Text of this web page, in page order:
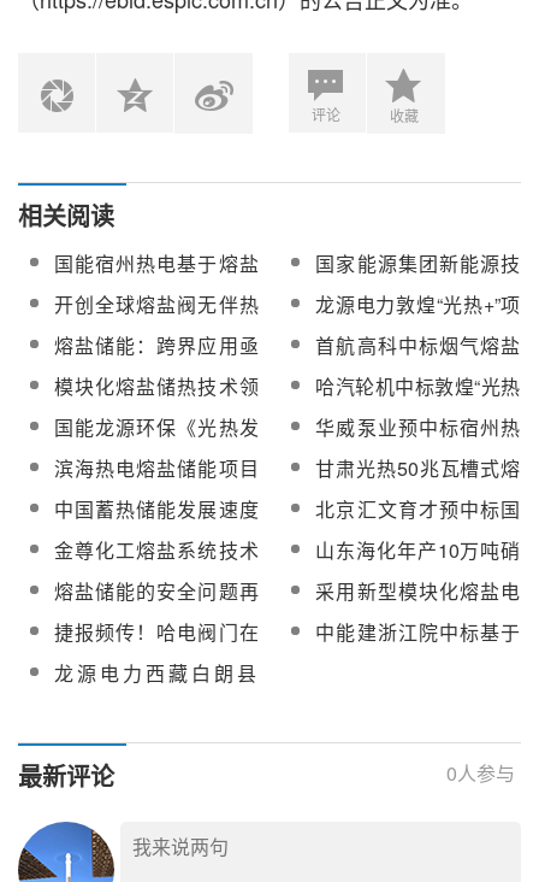
评论 收藏
相关阅读
国能宿州热电基于熔盐
储热的煤电灵活性关键
技术研究及示范应用工
程施工项目中标候选人
公示
国家能源集团新能源技
术研究院熔盐储热项目
设计咨询服务询价采购
开创全球熔盐阀无伴热
之先河！亚核阀业成功
中标山西豪仑科化工消
缺技改项目熔盐阀
龙源电力敦煌“光热+”项
目100MW熔盐线性菲涅
尔光热项目蒸汽发生器
(SGS）系统设备公开招
标项目中标候选人公示
熔盐储能：跨界应用亟
需解决三大难题
首航高科中标烟气熔盐
储热科研平台运行操作
服务
模块化熔盐储热技术领
先企业——昱华科技加
入CSPPLAZA会员单位
哈汽轮机中标敦煌“光热
+”项目100MW熔盐线性
菲涅尔光热项目蒸汽发
生器(SGS）系统设备
国能龙源环保《光热发
电熔盐储能系统技术规
范》团体标准参编采购
华威泵业预中标宿州热
电基于熔盐储热的煤电
灵活性关键技术研究及
示范应用项目熔盐泵采
购
滨海热电熔盐储能项目
换热器、熔盐储罐及盐
泵采购
甘肃光热50兆瓦槽式熔
盐发电项目复工复产
中国蓄热储能发展速度
领跑全球
北京汇文育才预中标国
能龙源环保《光热发电
熔盐储能系统技术规
范》团体标准参编采购
金尊化工熔盐系统技术
服务、设备制造及材料
采购（电气、仪表、阀
门、保温）
山东海化年产10万吨硝
酸钾、2万吨硝酸镁、
20万吨太阳能熔盐项目
开工
熔盐储能的安全问题再
认知：推动熔盐储能的
健康可持续发展
采用新型模块化熔盐电
蓄热储能技术！华能德
州电厂熔盐储能项目概
捷报频传！哈电阀门在
熔盐储能领域连中三标
中能建浙江院中标基于
龙源电力西藏白朗县
厂风光储一体化源网荷
储发电项目可研服务采
购
最新评论 0人参与